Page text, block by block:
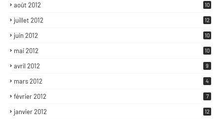
août 2012 10
juillet 2012 12
juin 2012 10
mai 2012 10
avril 2012 9
mars 2012 4
février 2012 7
janvier 2012 12